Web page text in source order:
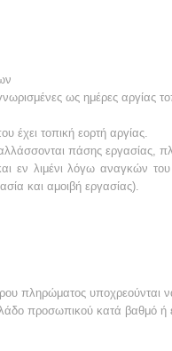
ως ημέρες αργίας
έχει τοπική εορτή αργίας.
πάσης
λιμένι λόγω αναγκών του
και αμοιβή εργασίας).
πληρώματος
προσωπικού κατά βαθμό ή